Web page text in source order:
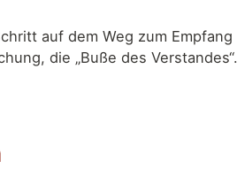
auf dem Weg zum Empfang
die „Buße des Verstandes“.